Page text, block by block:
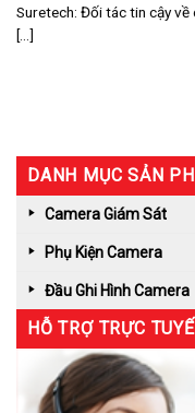
Suretech: Đối tác tin cậy về
[...]
DANH MỤC SẢN
Camera Giám Sát
Phụ Kiện Camera
Đầu Ghi Hình Camera
HỖ TRỢ TRỰC